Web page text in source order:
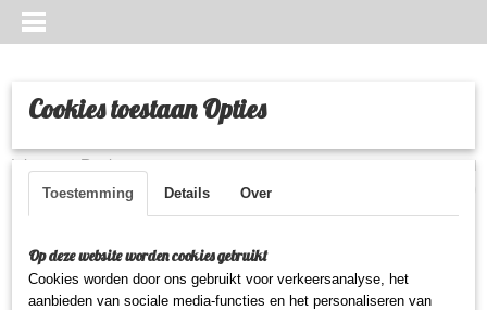
Inloggen Registreren
Probeert u het later nog eens!
Cookies toestaan Opties
Toestemming Details Over
Op deze website worden cookies gebruikt
Cookies worden door ons gebruikt voor verkeersanalyse, het
aanbieden van sociale media-functies en het personaliseren van